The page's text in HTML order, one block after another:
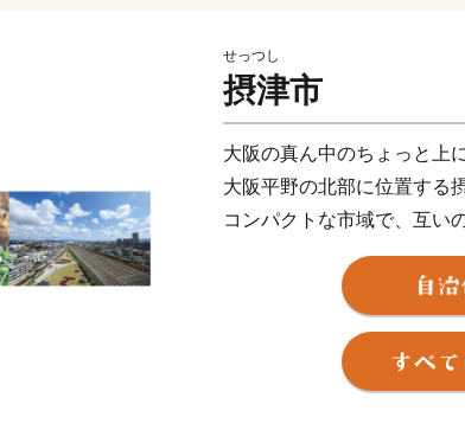
せっつし
摂津市
大阪の真ん中のちょっと上
大阪平野の北部に位置する
コンパクトな市域で、互い
また、都心に近く通勤通学
鳥飼車両基地」「阪急電鉄
愛されています。
約4,000の中小企業があり
して、中小企業の優れた技